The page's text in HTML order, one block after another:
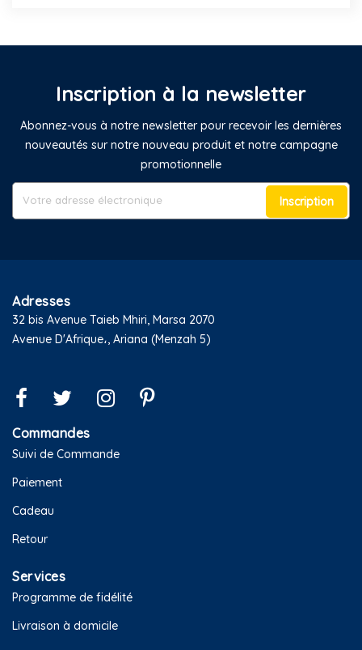
Inscription à la newsletter
Abonnez-vous à notre newsletter pour recevoir les dernières
nouveautés sur notre nouveau produit et notre campagne
promotionnelle
Inscription
Adresses
32 bis Avenue Taieb Mhiri, Marsa 2070
Avenue D'Afrique،, Ariana (Menzah 5)
Commandes
Suivi de Commande
Paiement
Cadeau
Retour
Services
Programme de fidélité
Livraison à domicile